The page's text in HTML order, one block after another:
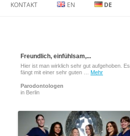
KONTAKT EN DE
Freundlich, einfühlsam,...
Hier ist man wirklich sehr gut aufgehoben. Es
fängt mit einer sehr guten … Mehr
Parodontologen
in Berlin